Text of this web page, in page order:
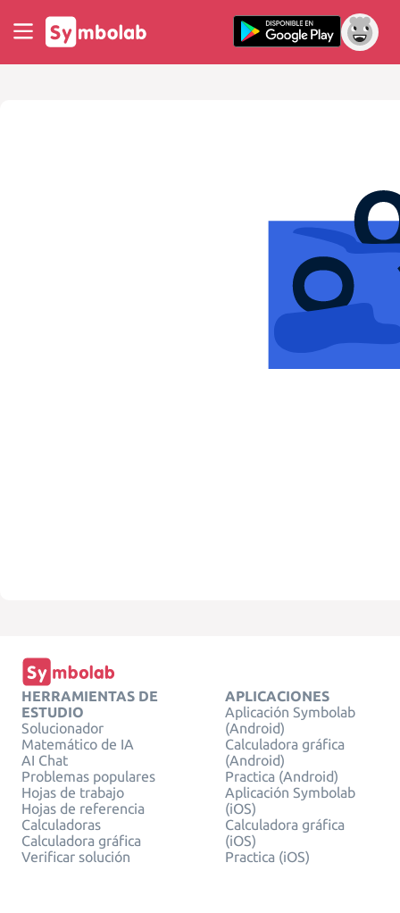
HERRAMIENTAS DE
ESTUDIO
Solucionador
Matemático de IA
AI Chat
Problemas populares
Hojas de trabajo
Hojas de referencia
Calculadoras
Calculadora gráfica
Verificar solución
APLICACIONES
Aplicación Symbolab
(Android)
Calculadora gráfica
(Android)
Practica (Android)
Aplicación Symbolab
(iOS)
Calculadora gráfica
(iOS)
Practica (iOS)